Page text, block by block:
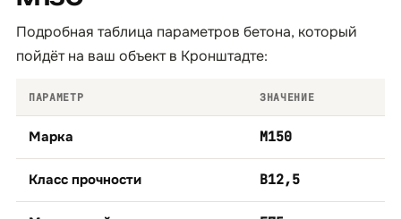
Подробная таблица параметров бетона, который
пойдёт на ваш объект в Кронштадте:
ПАРАМЕТР ЗНАЧЕНИЕ
Марка М150
Класс прочности B12,5